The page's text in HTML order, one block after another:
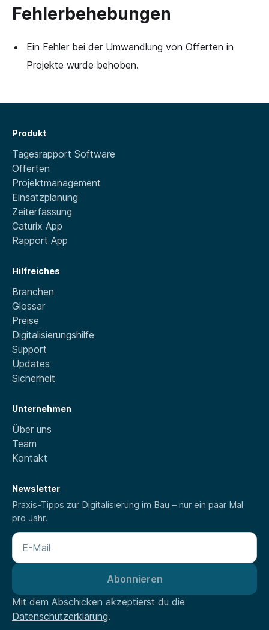
Fehlerbehebungen
Ein Fehler bei der Umwandlung von Offerten in
Projekte wurde behoben.
Produkt
Tagesrapport Software
Offerten
Projektmanagement
Einsatzplanung
Zeiterfassung
Caturix App
Rapport App
Hilfreiches
Branchen
Glossar
Preise
Digitalisierungshilfe
Support
Updates
Sicherheit
Unternehmen
Über uns
Team
Kontakt
Newsletter
Praxis-Tipps zur Digitalisierung im Bau – nur ein paar Mal
pro Jahr.
Mit dem Abschicken akzeptierst du die
Datenschutzerklärung.